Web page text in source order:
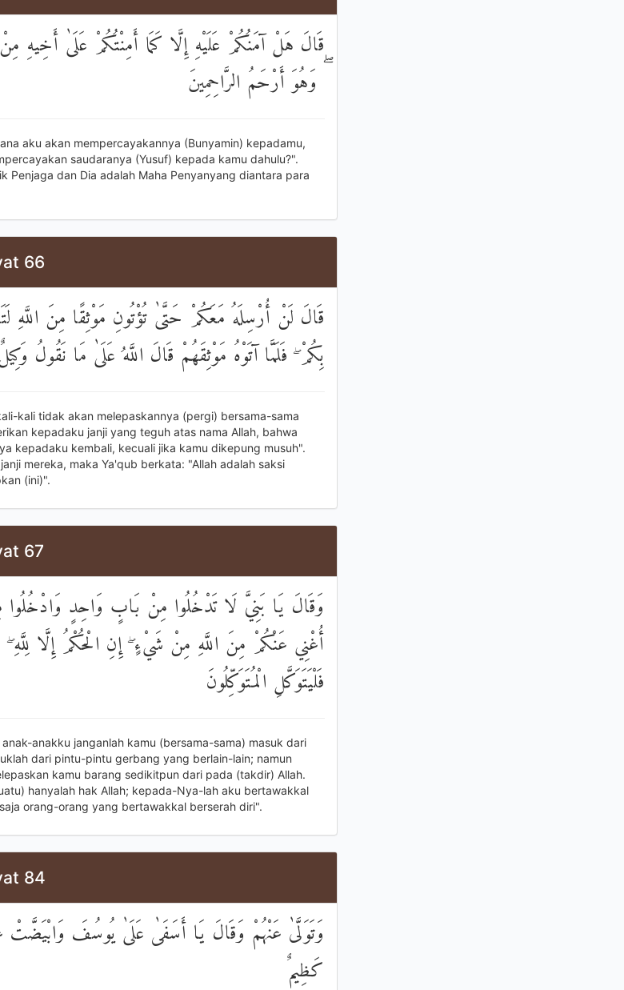
قَالَ هَلْ آمَنُكُمْ عَلَيْهِ إِلَّا كَمَا أَمِنْتُكُمْ عَلَىٰ أَخِيهِ
ۖ وَهُوَ أَرْحَمُ الرَّاحِمِينَ
aku akan mempercayakannya (Bunyamin) kepadamu,
saudaranya (Yusuf) kepada kamu dahulu?".
Penjaga dan Dia adalah Maha Penyanyang diantara para
66
قَالَ لَنْ أُرْسِلَهُ مَعَكُمْ حَتَّىٰ تُؤْتُونِ مَوْثِقًا مِنَ اللَّهِ
بِكُمْ ۖ فَلَمَّا آتَوْهُ مَوْثِقَهُمْ قَالَ اللَّهُ عَلَىٰ مَا نَقُولُ
kali tidak akan melepaskannya (pergi) bersama-sama
kepadaku janji yang teguh atas nama Allah, bahwa
kepadaku kembali, kecuali jika kamu dikepung musuh".
mereka, maka Ya'qub berkata: "Allah adalah saksi
(ini)".
67
وَقَالَ يَا بَنِيَّ لَا تَدْخُلُوا مِنْ بَابٍ وَاحِدٍ
أُغْنِي عَنْكُمْ مِنَ اللَّهِ مِنْ شَيْءٍ ۖ إِنِ الْحُكْمُ إِلَّا لِلَّهِ
فَلْيَتَوَكَّلِ الْمُتَوَكِّلُونَ
anakku janganlah kamu (bersama-sama) masuk dari
dari pintu-pintu gerbang yang berlain-lain; namun
kamu barang sedikitpun dari pada (takdir) Allah.
hanyalah hak Allah; kepada-Nya-lah aku bertawakkal
orang-orang yang bertawakkal berserah diri".
84
وَتَوَلَّىٰ عَنْهُمْ وَقَالَ يَا أَسَفَىٰ عَلَىٰ يُوسُفَ وَابْيَضَّتْ
كَظِيمٌ